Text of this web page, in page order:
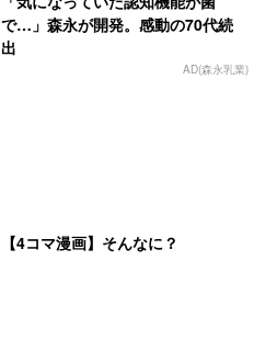
で…」森永が開発。感動の70代続
出
AD(森永乳業)
【4コマ漫画】そんなに？